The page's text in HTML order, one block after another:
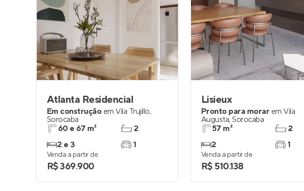
Atlanta Residencial
Em construção em Vila Trujillo,
Sorocaba
60 e 67 m²
2 e 3
2
1
Venda a partir de
R$ 369.900
Lisieux
Pronto para morar em Vila
Augusta,Sorocaba
57 m²
2
2
1
Venda a partir de
R$ 510.138